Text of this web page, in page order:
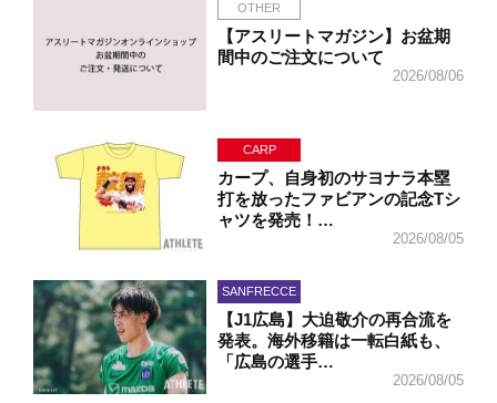
OTHER
【アスリートマガジン】お盆期
間中のご注文について
2026/08/06
CARP
カープ、自身初のサヨナラ本塁
打を放ったファビアンの記念Tシ
ャツを発売！…
2026/08/05
SANFRECCE
【J1広島】大迫敬介の再合流を
発表。海外移籍は一転白紙も、
「広島の選手…
2026/08/05